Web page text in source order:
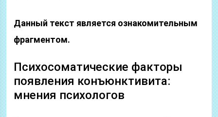
Данный текст является ознакомительным
фрагментом.
Психосоматические факторы
появления конъюнктивита:
мнения психологов